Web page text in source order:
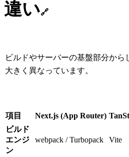
違い🔗
ビルドやサーバーの基盤部分から
大きく異なっています。
項目 Next.js (App Router)
ビルド
エンジ
ン
webpack / Turbopack Vite